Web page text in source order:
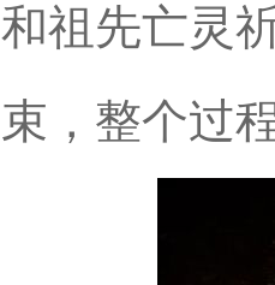
和祖先亡灵
束，整个过